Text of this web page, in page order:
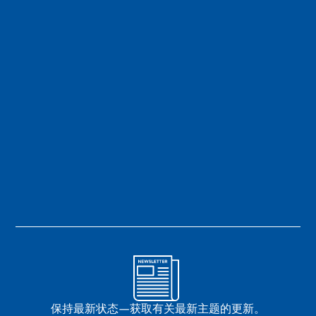
保持最新状态—获取有关最新主题的更新。